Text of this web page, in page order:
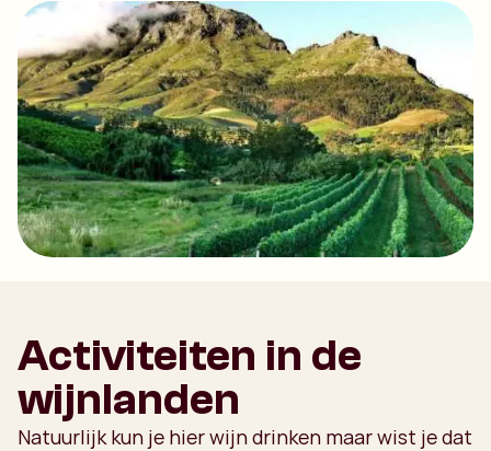
Activiteiten in de
wijnlanden
Natuurlijk kun je hier wijn drinken maar wist je dat